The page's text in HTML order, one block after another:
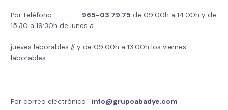
Por teléfono: 965-03.79.75 de 09:00h a 14:00h y de
15:30 a 19:30h de lunes a
jueves laborables // y de 09:00h a 13:00h los viernes
laborables.
Por correo electrónico: info@grupoabadye.com